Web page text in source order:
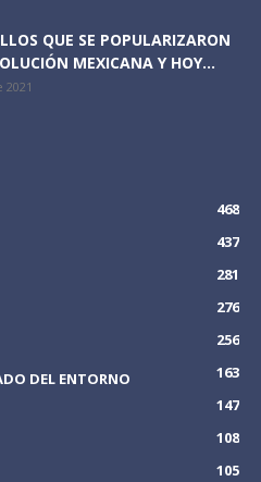
QUE SE POPULARIZARON
MEXICANA Y HOY...
468
437
281
276
256
DEL ENTORNO
163
147
108
105